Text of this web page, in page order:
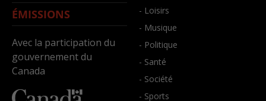
ÉMISSIONS
Avec la participation du
gouvernement du
Canada
- Loisirs
- Musique
- Politique
- Santé
- Société
- Sports